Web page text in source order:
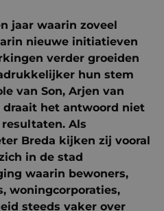
jaar waarin zoveel
nieuwe initiatieven
verder groeiden
hun stem
van Son, Arjen van
draait het antwoord niet
Als
Breda kijken zij vooral
in de stad
waarin bewoners,
woningcorporaties,
steeds vaker over